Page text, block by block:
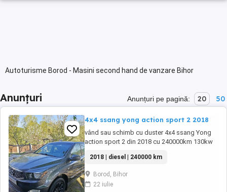
Autoturisme Borod - Masini second hand de vanzare Bihor
Anunțuri Anunțuri pe pagină: 20 50
4x4 ssang yong action sport 2 2018
vând sau schimb cu duster 4x4 ssang Yong
action sport 2 din 2018 cu 240000km 130kw
fata spate încălzire volan încălzire oglinzi etc
... are mici imperfecțiuni (zgârieturi )preț
10000 negociabil
2018 | diesel | 240000 km
Borod, Bihor
22 iulie